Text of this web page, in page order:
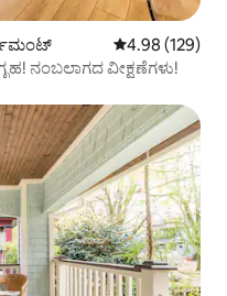
5 ರಲ್ಲಿ 4.98
4.98 (129)
ನಂಬಲಾಗದ ವೀಕ್ಷಣೆಗಳು!